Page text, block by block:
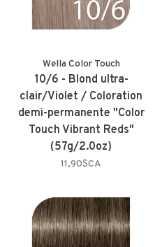
Wella Color Touch
10/6 - Blond ultra-
clair/Violet / Coloration
demi-permanente "Color
Touch Vibrant Reds"
(57g/2.0oz)
11,90$CA